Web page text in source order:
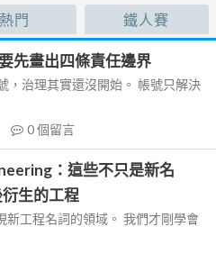
熱門 鐵人賽
先畫出四條責任邊界
，治理其實還沒開始。 帳號只解決
0個留言
：這些不只是新名
生的工程
工程名詞的領域。 我們才剛學會